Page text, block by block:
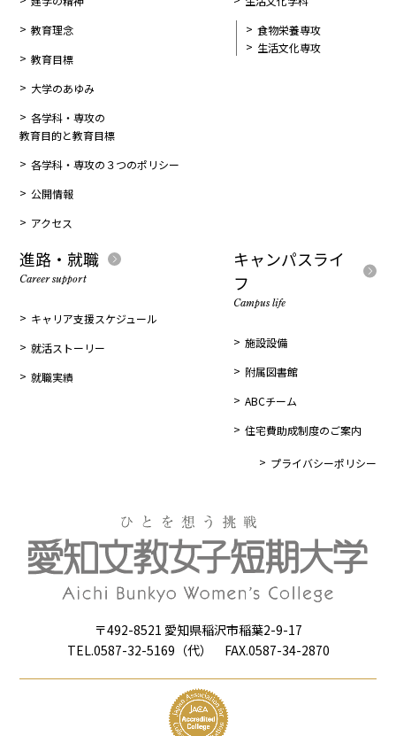
教育理念
教育目標
大学のあゆみ
各学科・専攻の
教育目的と教育目標
各学科・専攻の３つのポリシー
公開情報
アクセス
食物栄養専攻
生活文化専攻
進路・就職
Career support
キャリア支援スケジュール
就活ストーリー
就職実績
キャンパスライ
フ
Campus life
施設設備
附属図書館
ABCチーム
住宅費助成制度のご案内
プライバシーポリシー
〒492-8521 愛知県稲沢市稲葉2-9-17
TEL.0587-32-5169（代） FAX.0587-34-2870